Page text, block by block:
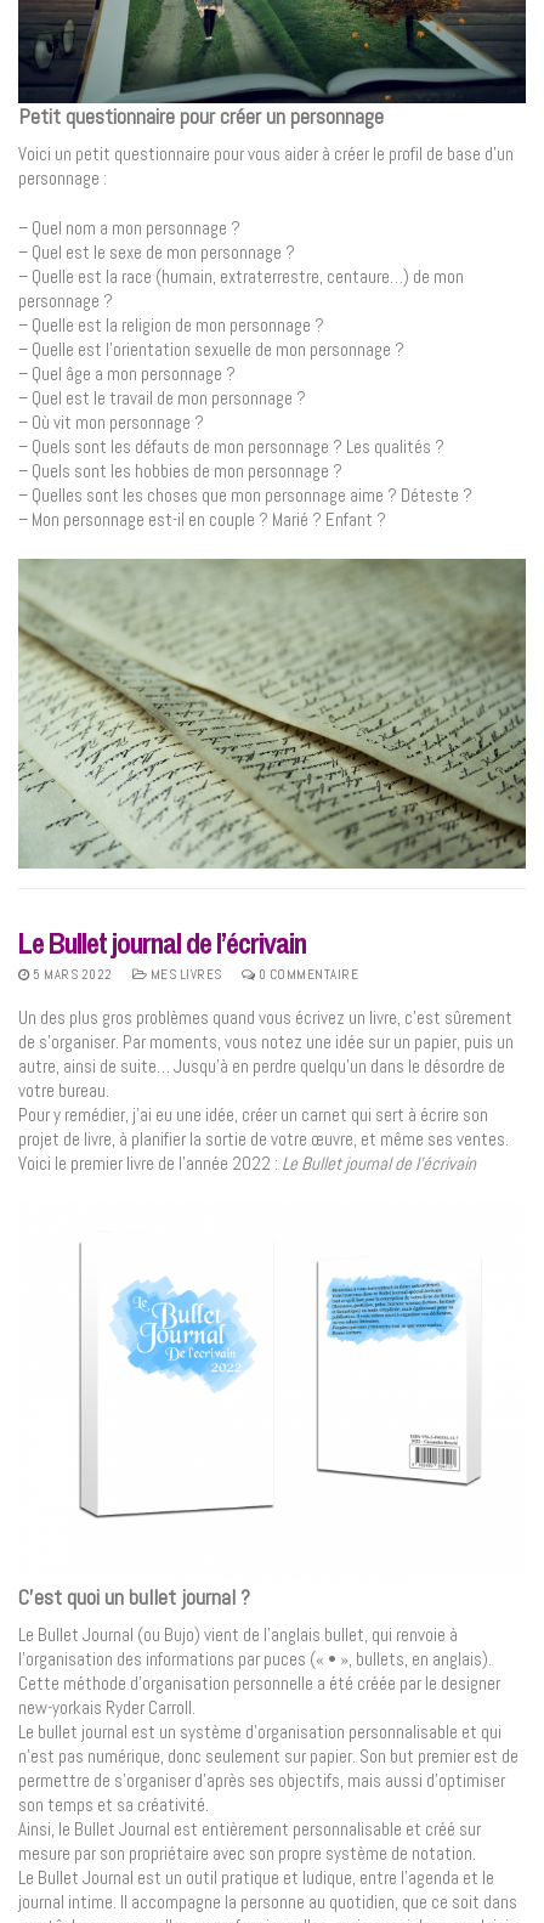
Petit questionnaire pour créer un personnage
Voici un petit questionnaire pour vous aider à créer le profil de base d’un
personnage :
– Quel nom a mon personnage ?
– Quel est le sexe de mon personnage ?
– Quelle est la race (humain, extraterrestre, centaure…) de mon
personnage ?
– Quelle est la religion de mon personnage ?
– Quelle est l’orientation sexuelle de mon personnage ?
– Quel âge a mon personnage ?
– Quel est le travail de mon personnage ?
– Où vit mon personnage ?
– Quels sont les défauts de mon personnage ? Les qualités ?
– Quels sont les hobbies de mon personnage ?
– Quelles sont les choses que mon personnage aime ? Déteste ?
– Mon personnage est-il en couple ? Marié ? Enfant ?
Le Bullet journal de l’écrivain
5 MARS 2022 MES LIVRES 0 COMMENTAIRE
Un des plus gros problèmes quand vous écrivez un livre, c’est sûrement
de s’organiser. Par moments, vous notez une idée sur un papier, puis un
autre, ainsi de suite… Jusqu’à en perdre quelqu’un dans le désordre de
votre bureau.
Pour y remédier, j’ai eu une idée, créer un carnet qui sert à écrire son
projet de livre, à planifier la sortie de votre œuvre, et même ses ventes.
Voici le premier livre de l’année 2022 : Le Bullet journal de l’écrivain
C’est quoi un bullet journal ?
Le Bullet Journal (ou Bujo) vient de l’anglais bullet, qui renvoie à
l’organisation des informations par puces (« • », bullets, en anglais).
Cette méthode d’organisation personnelle a été créée par le designer
new-yorkais Ryder Carroll.
Le bullet journal est un système d’organisation personnalisable et qui
n’est pas numérique, donc seulement sur papier. Son but premier est de
permettre de s’organiser d’après ses objectifs, mais aussi d’optimiser
son temps et sa créativité.
Ainsi, le Bullet Journal est entièrement personnalisable et créé sur
mesure par son propriétaire avec son propre système de notation.
Le Bullet Journal est un outil pratique et ludique, entre l’agenda et le
journal intime. Il accompagne la personne au quotidien, que ce soit dans